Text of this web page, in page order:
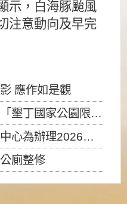
示，白海豚颱風
注意動向及早完
應作如是觀
域遊憩活動之種類、範圍、時間及行為」，自即日生效。
競賽，陸、海、空域警戒及協調相關事宜，因颱風備案事宜
廁整修